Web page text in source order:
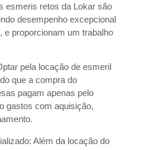
esmeris retos da Lokar são
desempenho excepcional
e proporcionam um trabalho
pela locação de esmeril
que a compra do
pagam apenas pelo
gastos com aquisição,
Além da locação do